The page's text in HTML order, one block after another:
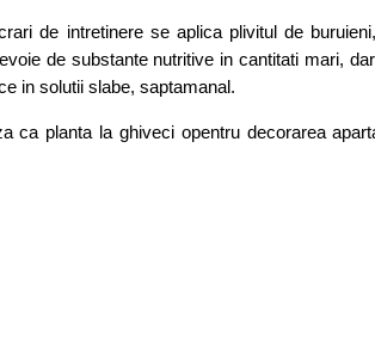
de intretinere se aplica plivitul de
de substante nutritive in cantitati mari,
in solutii slabe, saptamanal.
ca planta la ghiveci opentru decorarea